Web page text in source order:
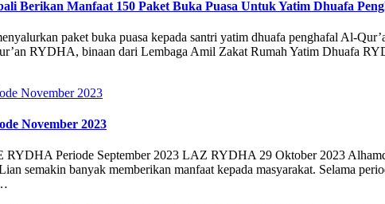
Berikan Manfaat 150 Paket Buka Puasa Untuk Yatim Dhuafa
paket buka puasa kepada santri yatim dhuafa penghafal Al-
RYDHA, binaan dari Lembaga Amil Zakat Rumah Yatim Dhuafa
November 2023
Periode September 2023 LAZ RYDHA 29 Oktober 2023
semakin banyak memberikan manfaat kepada masyarakat. Selama